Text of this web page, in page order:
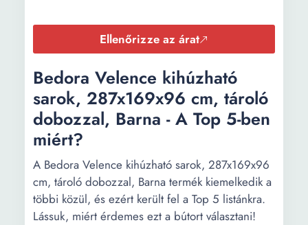
Ellenőrizze az árat
Bedora Velence kihúzható
sarok, 287x169x96 cm, tároló
dobozzal, Barna - A Top 5-ben
miért?
A Bedora Velence kihúzható sarok, 287x169x96
cm, tároló dobozzal, Barna termék kiemelkedik a
többi közül, és ezért került fel a Top 5 listánkra.
Lássuk, miért érdemes ezt a bútort választani!